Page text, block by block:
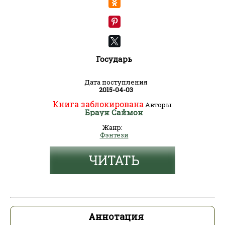
Государь
Дата поступления
2015-04-03
Книга заблокированаАвторы:
Браун Саймон
Жанр:
Фэнтези
ЧИТАТЬ
Аннотация